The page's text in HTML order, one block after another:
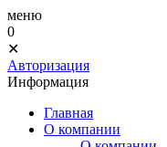
меню
0
✕
Авторизация
Информация
Главная
О компании